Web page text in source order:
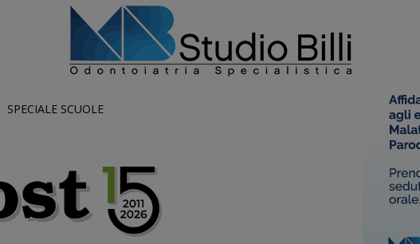
SPECIALE SCUOLE